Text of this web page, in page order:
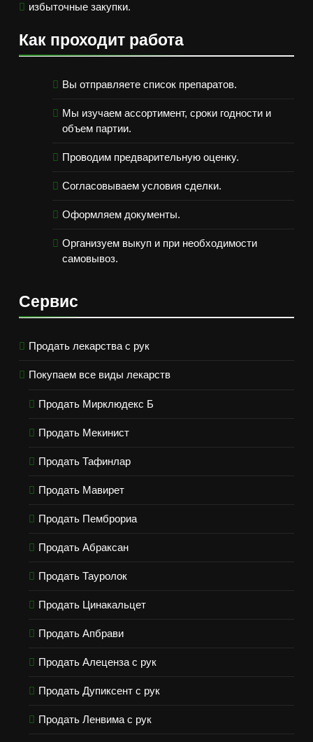
избыточные закупки.
Как проходит работа
Вы отправляете список препаратов.
Мы изучаем ассортимент, сроки годности и
объем партии.
Проводим предварительную оценку.
Согласовываем условия сделки.
Оформляем документы.
Организуем выкуп и при необходимости
самовывоз.
Сервис
Продать лекарства с рук
Покупаем все виды лекарств
Продать Мирклюдекс Б
Продать Мекинист
Продать Тафинлар
Продать Мавирет
Продать Пемброриа
Продать Абраксан
Продать Тауролок
Продать Цинакальцет
Продать Апбрави
Продать Алеценза с рук
Продать Дупиксент с рук
Продать Ленвима с рук